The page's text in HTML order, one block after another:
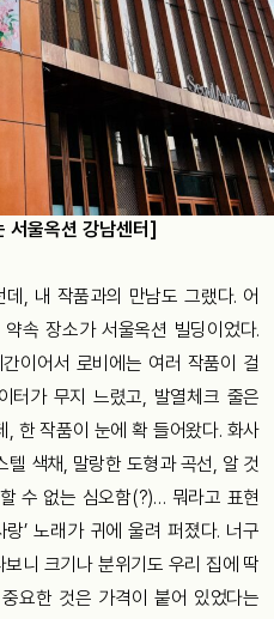
서울옥션 강남센터]
, 내 작품과의 만남도 그랬다. 어
속 장소가 서울옥션 빌딩이었다.
이어서 로비에는 여러 작품이 걸
터가 무지 느렸고, 발열체크 줄은
한 작품이 눈에 확 들어왔다. 화사
색채, 말랑한 도형과 곡선, 알 것
수 없는 심오함(?)… 뭐라고 표현
’ 노래가 귀에 울려 퍼졌다. 너구
니 크기나 분위기도 우리 집에 딱
요한 것은 가격이 붙어 있었다는